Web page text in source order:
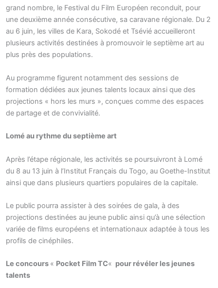
grand nombre, le Festival du Film Européen reconduit, pour
une deuxième année consécutive, sa caravane régionale. Du 2
au 6 juin, les villes de Kara, Sokodé et Tsévié accueilleront
plusieurs activités destinées à promouvoir le septième art au
plus près des populations.
Au programme figurent notamment des sessions de
formation dédiées aux jeunes talents locaux ainsi que des
projections « hors les murs », conçues comme des espaces
de partage et de convivialité.
Lomé au rythme du septième art
Après l’étape régionale, les activités se poursuivront à Lomé
du 8 au 13 juin à l’Institut Français du Togo, au Goethe-Institut
ainsi que dans plusieurs quartiers populaires de la capitale.
Le public pourra assister à des soirées de gala, à des
projections destinées au jeune public ainsi qu’à une sélection
variée de films européens et internationaux adaptée à tous les
profils de cinéphiles.
Le concours « Pocket Film TC« pour révéler les jeunes
talents